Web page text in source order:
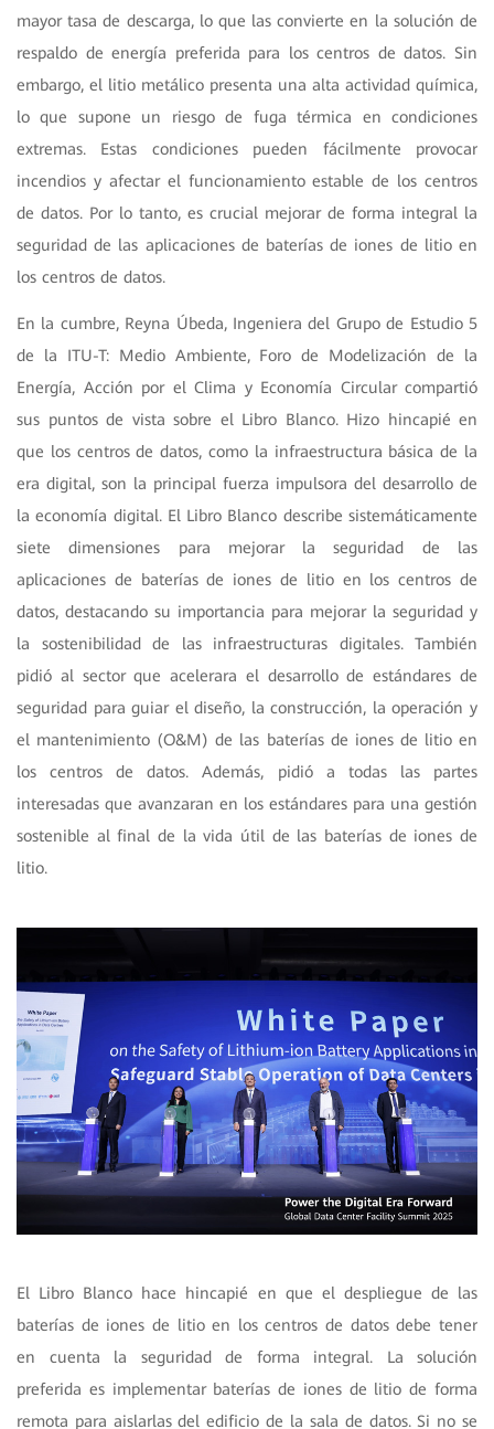
mayor tasa de descarga, lo que las convierte en la solución de
respaldo de energía preferida para los centros de datos. Sin
embargo, el litio metálico presenta una alta actividad química,
lo que supone un riesgo de fuga térmica en condiciones
extremas. Estas condiciones pueden fácilmente provocar
incendios y afectar el funcionamiento estable de los centros
de datos. Por lo tanto, es crucial mejorar de forma integral la
seguridad de las aplicaciones de baterías de iones de litio en
los centros de datos.
En la cumbre, Reyna Úbeda, Ingeniera del Grupo de Estudio 5
de la ITU-T: Medio Ambiente, Foro de Modelización de la
Energía, Acción por el Clima y Economía Circular compartió
sus puntos de vista sobre el Libro Blanco. Hizo hincapié en
que los centros de datos, como la infraestructura básica de la
era digital, son la principal fuerza impulsora del desarrollo de
la economía digital. El Libro Blanco describe sistemáticamente
siete dimensiones para mejorar la seguridad de las
aplicaciones de baterías de iones de litio en los centros de
datos, destacando su importancia para mejorar la seguridad y
la sostenibilidad de las infraestructuras digitales. También
pidió al sector que acelerara el desarrollo de estándares de
seguridad para guiar el diseño, la construcción, la operación y
el mantenimiento (O&M) de las baterías de iones de litio en
los centros de datos. Además, pidió a todas las partes
interesadas que avanzaran en los estándares para una gestión
sostenible al final de la vida útil de las baterías de iones de
litio.
El Libro Blanco hace hincapié en que el despliegue de las
baterías de iones de litio en los centros de datos debe tener
en cuenta la seguridad de forma integral. La solución
preferida es implementar baterías de iones de litio de forma
remota para aislarlas del edificio de la sala de datos. Si no se